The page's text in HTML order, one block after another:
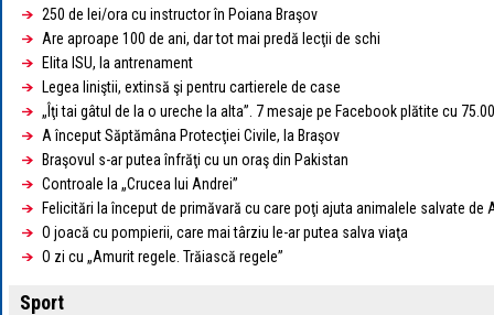
250 de lei/ora cu instructor în Poiana Braşov
Are aproape 100 de ani, dar tot mai predă lecţii de schi
Elita ISU, la antrenament
Legea liniştii, extinsă şi pentru cartierele de case
„Îţi tai gâtul de la o ureche la alta”. 7 mesaje pe Facebook plătite cu
A început Săptămâna Protecţiei Civile, la Braşov
Braşovul s-ar putea înfrăţi cu un oraş din Pakistan
Controale la „Crucea lui Andrei”
Felicitări la început de primăvară cu care poţi ajuta animalele salvate de
O joacă cu pompierii, care mai târziu le-ar putea salva viaţa
O zi cu „Amurit regele. Trăiască regele”
Sport